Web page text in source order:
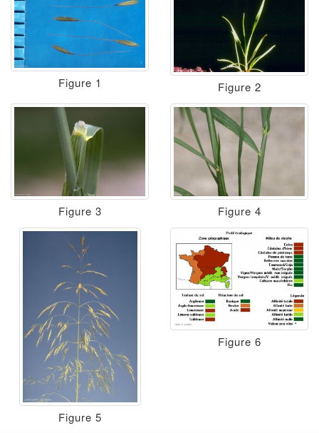
Figure 1 Figure 2
Figure 3 Figure 4
Figure 5
Figure 6